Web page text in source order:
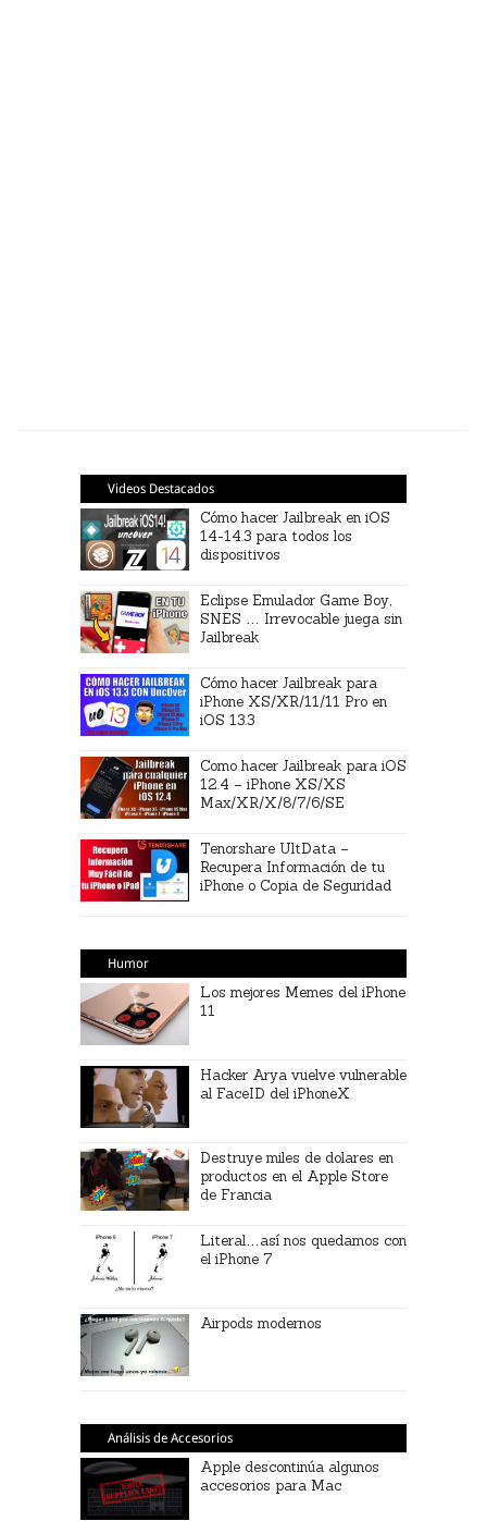
Videos Destacados
Cómo hacer Jailbreak en iOS
14-14.3 para todos los
dispositivos
Eclipse Emulador Game Boy,
SNES … Irrevocable juega sin
Jailbreak
Cómo hacer Jailbreak para
iPhone XS/XR/11/11 Pro en
iOS 13.3
Como hacer Jailbreak para iOS
12.4 – iPhone XS/XS
Max/XR/X/8/7/6/SE
Tenorshare UltData –
Recupera Información de tu
iPhone o Copia de Seguridad
Humor
Los mejores Memes del iPhone
11
Hacker Arya vuelve vulnerable
al FaceID del iPhoneX
Destruye miles de dolares en
productos en el Apple Store
de Francia
Literal…así nos quedamos con
el iPhone 7
Airpods modernos
Análisis de Accesorios
Apple descontinúa algunos
accesorios para Mac